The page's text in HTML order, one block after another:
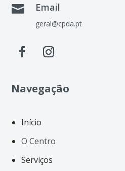
 Email
geral@cpda.pt
Navegação
Início
O Centro
Serviços